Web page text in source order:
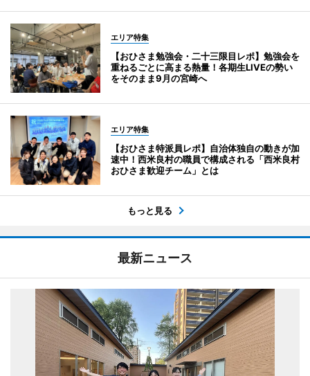
エリア特集
【おひさま勉強会・二十三限目レポ】勉強会を
重ねるごとに高まる熱量！各期生LIVEの勢い
をそのまま9月の宮崎へ
エリア特集
【おひさま特派員レポ】自治体独自の動きが加
速中！西米良村の職員で構成される「西米良村
おひさま歓迎チーム」とは
もっと見る
最新ニュース